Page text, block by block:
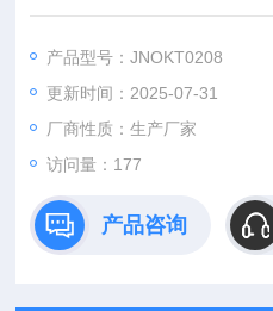
然而，从创新课题设计到高质
困难、成果转化乏力。吉奥蓝
研平台与十年深耕经验，推出"
为科研工作者提供从理论创新到
产品型号：JNOKT0208
更新时间：2025-07-31
厂商性质：生产厂家
访问量：177
产品咨询